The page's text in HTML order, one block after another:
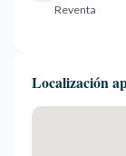
Reventa
Localización